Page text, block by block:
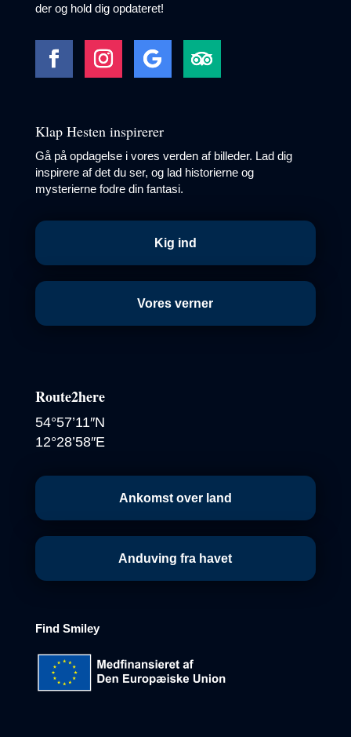
der og hold dig opdateret!
Klap Hesten inspirerer
Gå på opdagelse i vores verden af billeder. Lad dig
inspirere af det du ser, og lad historierne og
mysterierne fodre din fantasi.
Kig ind
Vores verner
Route2here
54°57’11″N
12°28’58″E
Ankomst over land
Anduving fra havet
Find Smiley